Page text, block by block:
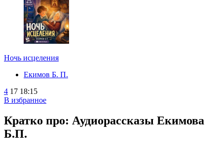
Ночь исцеления
Екимов Б. П.
4 17 18:15
В избранное
Кратко про: Аудиорассказы Екимова
Б.П.